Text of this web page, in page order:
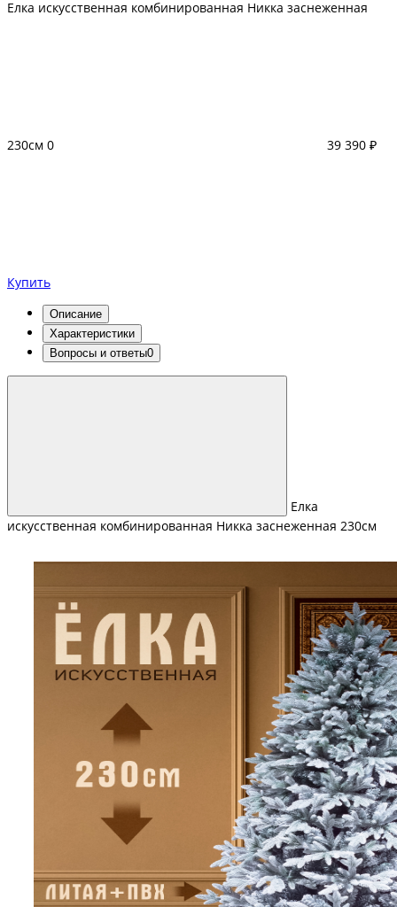
Елка искусственная комбинированная Никка заснеженная
230см 0 39 390 ₽
Купить
Описание
Характеристики
Вопросы и ответы0
Елка
искусственная комбинированная Никка заснеженная 230см